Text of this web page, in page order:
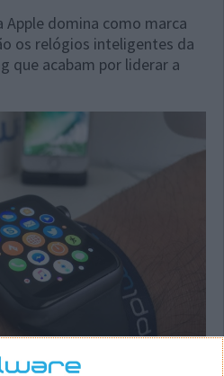
domina como marca
os relógios inteligentes da
que acabam por liderar a